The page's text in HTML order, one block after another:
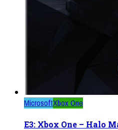
MicrosoftXbox One
E3: Xbox One – Halo